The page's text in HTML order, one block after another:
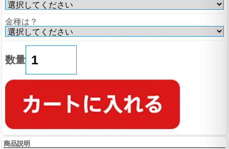
金種は？
数量
商品説明